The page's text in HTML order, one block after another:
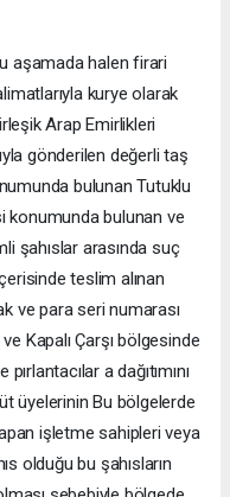
aşamada halen firari
kurye olarak
Arap Emirlikleri
gönderilen değerli taş
bulunan Tutuklu
konumunda bulunan ve
şahıslar arasında suç
teslim alınan
ve para seri numarası
Kapalı Çarşı bölgesinde
a dağıtımını
üyelerinin Bu bölgelerde
işletme sahipleri veya
olduğu bu şahısların